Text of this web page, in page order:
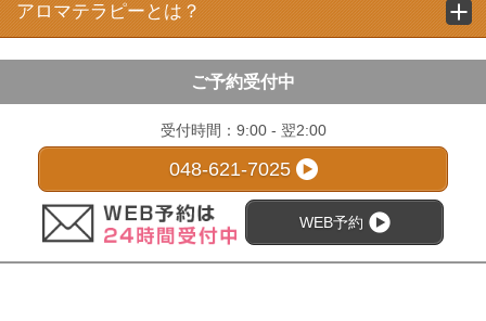
アロマテラピーとは？
ご予約受付中
受付時間：9:00 - 翌2:00
048-621-7025
WEB予約